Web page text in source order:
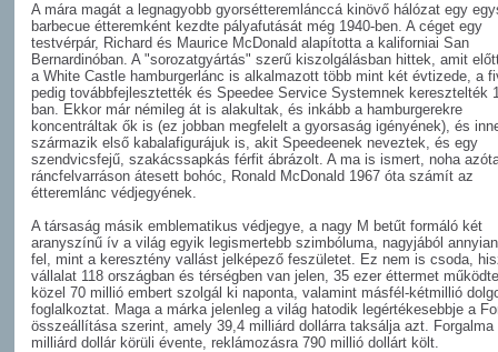
A mára magát a legnagyobb gyorsétteremlánccá kinövő hálózat egy
barbecue étteremként kezdte pályafutását még 1940-ben. A céget egy
testvérpár, Richard és Maurice McDonald alapította a kaliforniai San
Bernardinóban. A "sorozatgyártás" szerű kiszolgálásban hittek, amit
a White Castle hamburgerlánc is alkalmazott több mint két évtizede, a
pedig továbbfejlesztették és Speedee Service Systemnek keresztelték
ban. Ekkor már némileg át is alakultak, és inkább a hamburgerekre
koncentráltak ők is (ez jobban megfelelt a gyorsaság igényének), és
származik első kabalafigurájuk is, akit Speedeenek neveztek, és egy
szendvicsfejű, szakácssapkás férfit ábrázolt. A ma is ismert, noha
ráncfelvarráson átesett bohóc, Ronald McDonald 1967 óta számít az
étteremlánc védjegyének.
A társaság másik emblematikus védjegye, a nagy M betűt formáló két
aranyszínű ív a világ egyik legismertebb szimbóluma, nagyjából
fel, mint a keresztény vallást jelképező feszületet. Ez nem is csoda,
vállalat 118 országban és térségben van jelen, 35 ezer éttermet
közel 70 millió embert szolgál ki naponta, valamint másfél-kétmillió
foglalkoztat. Maga a márka jelenleg a világ hatodik legértékesebbje a
összeállítása szerint, amely 39,4 milliárd dollárra taksálja azt. Forgalma
milliárd dollár körüli évente, reklámozásra 790 millió dollárt költ.